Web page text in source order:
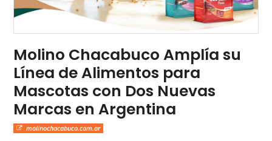
Molino Chacabuco Amplía su
Línea de Alimentos para
Mascotas con Dos Nuevas
Marcas en Argentina
molinochacabuco.com.ar